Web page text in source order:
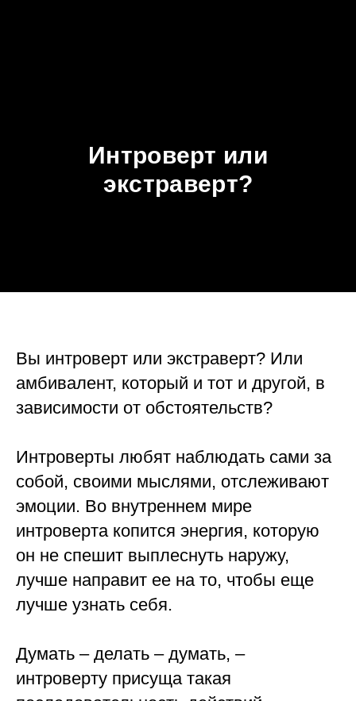
Интроверт или
экстраверт?
Вы интроверт или экстраверт? Или
амбивалент, который и тот и другой, в
зависимости от обстоятельств?
Интроверты любят наблюдать сами за
собой, своими мыслями, отслеживают
эмоции. Во внутреннем мире
интроверта копится энергия, которую
он не спешит выплеснуть наружу,
лучше направит ее на то, чтобы еще
лучше узнать себя.
Думать – делать – думать, –
интроверту присуща такая